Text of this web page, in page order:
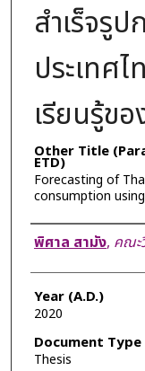
สำเร็จรู
ประเทศ
เรียนรู้ข
Other Title
ETD)
Forecasting of
consumption
Author
พิศาล สามัง, คณะ
Year (A.D.)
2020
Document Type
Thesis